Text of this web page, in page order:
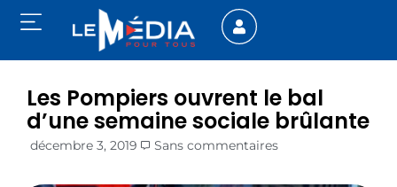
Les Pompiers ouvrent le bal
d’une semaine sociale brûlante
décembre 3, 2019 Sans commentaires